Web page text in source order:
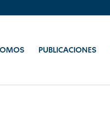
PUBLICACIONES